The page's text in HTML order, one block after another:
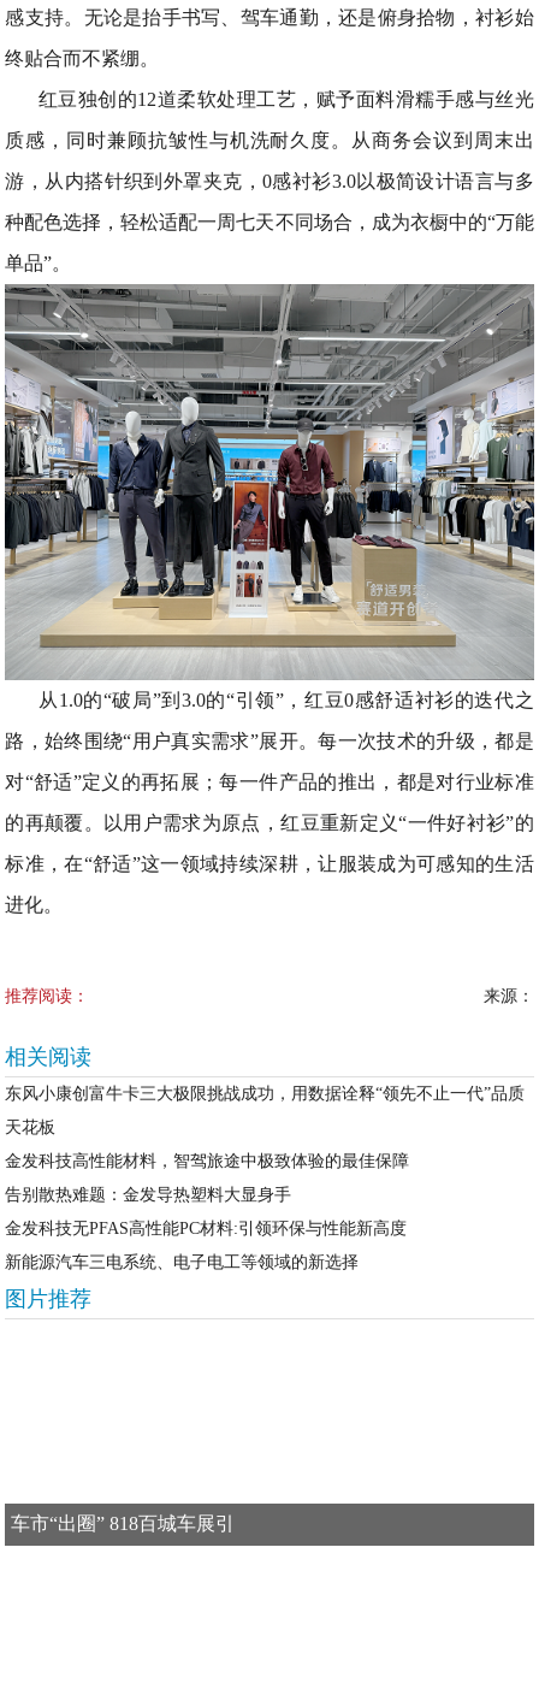
感支持。无论是抬手书写、驾车通勤，还是俯身拾物，衬衫始
终贴合而不紧绷。
红豆独创的12道柔软处理工艺，赋予面料滑糯手感与丝光
质感，同时兼顾抗皱性与机洗耐久度。从商务会议到周末出
游，从内搭针织到外罩夹克，0感衬衫3.0以极简设计语言与多
种配色选择，轻松适配一周七天不同场合，成为衣橱中的“万能
单品”。
从1.0的“破局”到3.0的“引领”，红豆0感舒适衬衫的迭代之
路，始终围绕“用户真实需求”展开。每一次技术的升级，都是
对“舒适”定义的再拓展；每一件产品的推出，都是对行业标准
的再颠覆。以用户需求为原点，红豆重新定义“一件好衬衫”的
标准，在“舒适”这一领域持续深耕，让服装成为可感知的生活
进化。
推荐阅读： 来源：
相关阅读
东风小康创富牛卡三大极限挑战成功，用数据诠释“领先不止一代”品质
天花板
金发科技高性能材料，智驾旅途中极致体验的最佳保障
告别散热难题：金发导热塑料大显身手
金发科技无PFAS高性能PC材料:引领环保与性能新高度
新能源汽车三电系统、电子电工等领域的新选择
图片推荐
车市“出圈” 818百城车展引